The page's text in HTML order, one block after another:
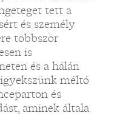
tett a
és személy
többször
is
és a hálán
méltó
és
aminek általa